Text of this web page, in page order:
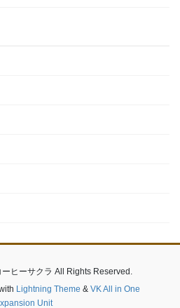
ヒーサクラ All Rights Reserved.
Lightning Theme & VK All in One
Unit